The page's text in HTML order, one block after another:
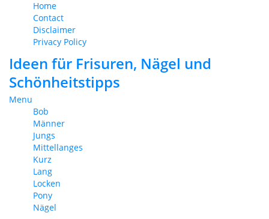
Home
Contact
Disclaimer
Privacy Policy
Ideen für Frisuren, Nägel und
Schönheitstipps
Menu
Bob
Männer
Jungs
Mittellanges
Kurz
Lang
Locken
Pony
Nägel